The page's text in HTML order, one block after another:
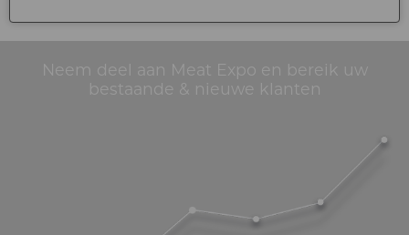
Neem deel aan Meat Expo en bereik uw
bestaande & nieuwe klanten